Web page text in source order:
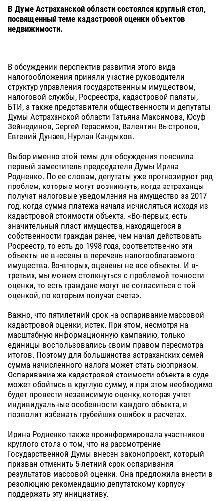
В Думе Астраханской области состоялся круглый стол,
посвященный теме кадастровой оценки объектов
недвижимости.
В обсуждении перспектив развития этого вида
налогообложения приняли участие руководители
структур управления государственным имуществом,
налоговой службы, Росреестра, кадастровой палаты,
БТИ, а также представители общественности и депутаты
Думы Астраханской области Татьяна Максимова, Юсуф
Зейнединов, Сергей Герасимов, Валентин Выстропов,
Евгений Дунаев, Нурлан Кандыков.
Выбор именно этой темы для обсуждения пояснила
первый заместитель председателя Думы Ирина
Родненко. По ее словам, депутаты уже прогнозируют ряд
проблем, которые могут возникнуть, когда астраханцы
получат налоговые уведомления на имущество за 2017
год, когда сумма платежа начала исчисляться исходя из
кадастровой стоимости объекта. «Во-первых, есть
значительный пласт имущества, находящегося в
собственности граждан ранее, чем начал действовать
Росреестр, то есть до 1998 года, соответственно эти
объекты не внесены в перечень налогооблагаемого
имущества. Во-вторых, оценены не все объекты. И в-
третьих, мы можем столкнуться с проблемой точности
оценки, то есть граждане могут не согласиться с той
оценкой, по которым получат счета».
Важно, что пятилетний срок на оспаривание массовой
кадастровой оценки, истек. При этом, несмотря на
масштабную информационную кампанию, только
единицы воспользовались своим правом пересмотра
итогов. Поэтому для большинства астраханских семей
сумма начисленного налога может стать сюрпризом.
Оспаривание же кадастровой стоимости объекта в суде
может обойтись в круглую сумму, и при этом необходимо
будет провести независимую оценку, которая учтет
индивидуальные особенности каждого объекта, и
позволит избежать грубейших ошибок в расчетах.
Ирина Родненко также проинформировала участников
круглого стола о том, что на рассмотрение
Государственной Думы внесен законопроект, который
призван отменить 5-летний срок оспаривания
результатов массовой оценки. Она предложила внести в
резолюцию рекомендацию депутатскому корпусу
поддержать эту инициативу.